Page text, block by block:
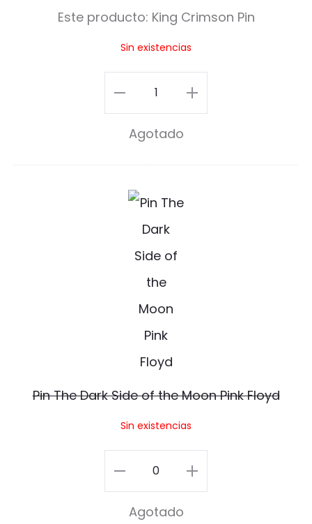
C
i
m
s
Este producto: King Crimson Pin
Sin existencias
King
Crimson
cantidad
Agotado
P
i
n
T
h
e
D
k
i
d
Pin The Dark Side of the Moon Pink Floyd
Sin existencias
Pin
The
Agotado